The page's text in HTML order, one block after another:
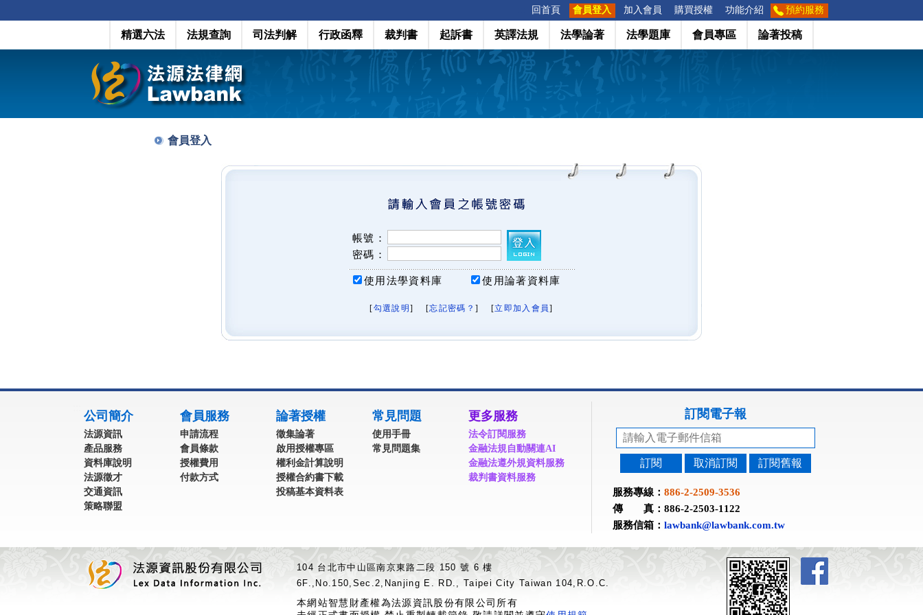
回首頁 會員登入 加入會員 購買授權 功能介紹 預約服務
精選六法 法規查詢 司法判解 行政函釋 裁判書 起訴書 英譯法規 法學論著 法學題庫 會員專區 論著投稿
會員登入
帳號：
密碼：
使用法學資料庫 使用論著資料庫
[勾選說明 ] [忘記密碼？ ] [立即加入會員]
公司簡介
法源資訊
產品服務
資料庫說明
法源徵才
交通資訊
策略聯盟
會員服務
申請流程
會員條款
授權費用
付款方式
論著授權
徵集論著
啟用授權專區
權利金計算說明
授權合約書下載
投稿基本資料表
常見問題
使用手冊
常見問題集
更多服務
法令訂閱服務
金融法規自動關連AI
金融法遵外規資料服務
裁判書資料服務
訂閱電子報
訂閱 取消訂閱 訂閱舊報
服務專線： 886-2-2509-3536
傳 真：886-2-2503-1122
服務信箱： lawbank@lawbank.com.tw
104 台北市中山區南京東路二段 150 號 6 樓
6F.,No.150,Sec.2,Nanjing E. RD., Taipei City Taiwan 104,R.O.C.
本網站智慧財產權為法源資訊股份有限公司所有